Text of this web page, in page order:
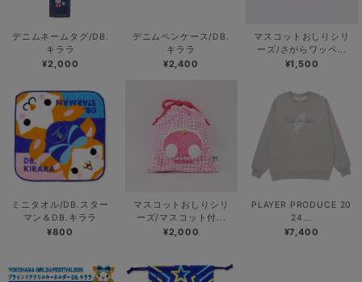
デニムネームタグ/DB.
キララ
¥2,000
デニムペンケース/DB.
キララ
¥2,400
マスコットおしりシリ
ーズ/さがらワッペ...
¥1,500
ミニタオル/DB.スター
マン＆DB.キララ
¥800
マスコットおしりシリ
ーズ/マスコット付...
¥2,000
PLAYER PRODUCE 20
24...
¥7,400